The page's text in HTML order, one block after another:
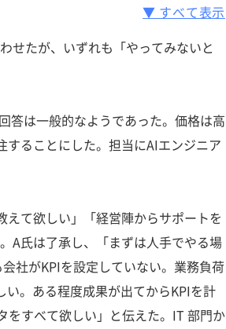
▼ すべて表示
せたが、いずれも「やってみないと
答は一般的なようであった。価格は高
ることにした。担当にAIエンジニア
て欲しい」「経営陣からサポートを
A氏は了承し、「まずは人手でやる場
社がKPIを設定していない。業務負荷
。ある程度成果が出てからKPIを計
をすべて欲しい」と伝えた。IT 部門か